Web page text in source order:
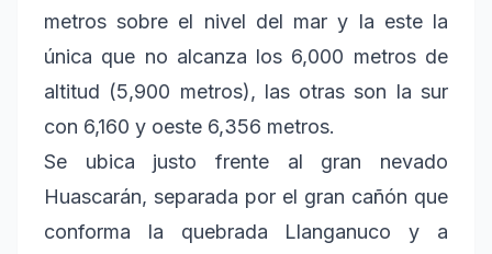
metros sobre el nivel del mar y la este la
única que no alcanza los 6,000 metros de
altitud (5,900 metros), las otras son la sur
con 6,160 y oeste 6,356 metros.
Se ubica justo frente al gran nevado
Huascarán, separada por el gran cañón que
conforma la quebrada Llanganuco y a